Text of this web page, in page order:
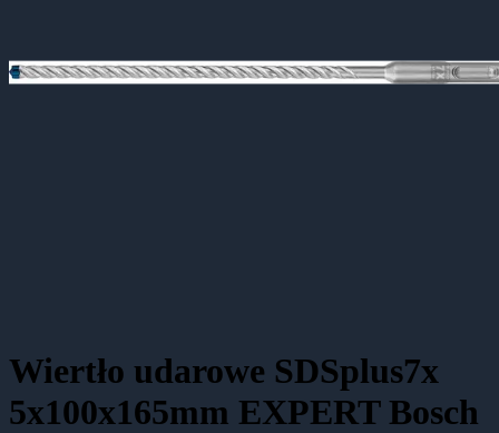
Wiertło udarowe SDSplus7x
5x100x165mm EXPERT Bosch